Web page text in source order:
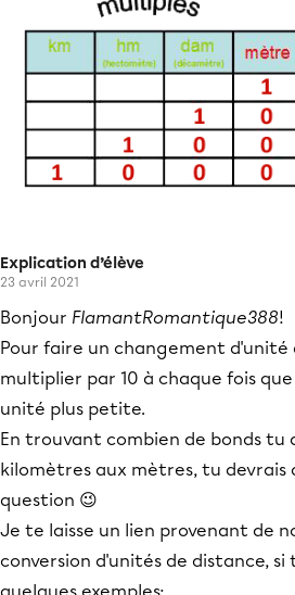
Explication d’élève
23 avril 2021
Bonjour FlamantRomantique388!
Pour faire un changement d'unité
multiplier par 10 à chaque fois
unité plus petite.
En trouvant combien de bonds tu
kilomètres aux mètres, tu devrais
question 😉
Je te laisse un lien provenant de
conversion d'unités de distance,